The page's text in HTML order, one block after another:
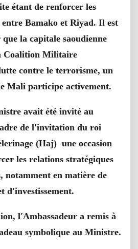
étant de renforcer les
Bamako et Riyad. Il est
la capitale saoudienne
Coalition Militaire
contre le terrorisme, un
Mali participe activement.
avait été invité au
de l'invitation du roi
(Haj) une occasion
les relations stratégiques
notamment en matière de
d'investissement.
l'Ambassadeur a remis à
symbolique au Ministre.